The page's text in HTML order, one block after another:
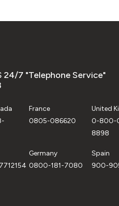
24/7 "Telephone Service"
France
0805-086620
United
0-800-
8898
Germany
0800-181-7080
Spain
900-